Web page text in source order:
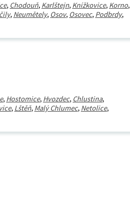
, Chodouň, Karlštejn, Knížkovice, Korno,
, Neumětely, Osov, Osovec, Podbrdy,
, Hostomice, Hvozdec, Chlustina,
, Lštěň, Malý Chlumec, Netolice,